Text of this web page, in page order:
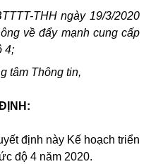
THH ngày 19/3/2020
về đẩy mạnh cung cấp
4;
tâm Thông tin,
định này Kế hoạch triển
độ 4 năm 2020.